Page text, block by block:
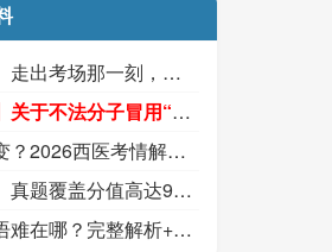
考场那一刻，心里终于踏实了！
不法分子冒用“新阳光”的声明
西医考情解析+2027备考方案
覆盖分值高达98？什么概念！？
哪？完整解析+全新备考方案！